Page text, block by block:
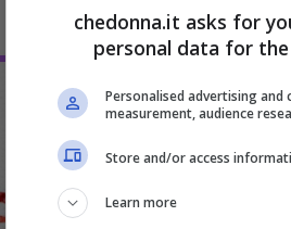
chedonna.it asks for
personal data for
Personalised advertising
measurement, audience
Store and/or access
Learn more